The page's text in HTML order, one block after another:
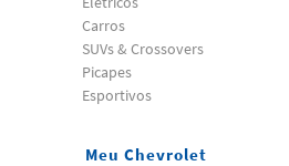
Carros
SUVs & Crossovers
Picapes
Esportivos
Meu Chevrolet